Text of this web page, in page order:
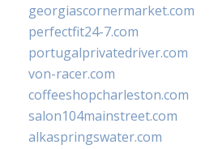
georgiascornermarket.com
perfectfit24-7.com
portugalprivatedriver.com
von-racer.com
coffeeshopcharleston.com
salon104mainstreet.com
alkaspringswater.com